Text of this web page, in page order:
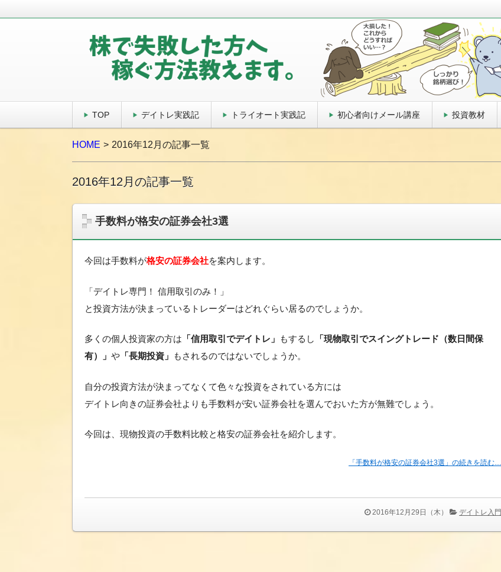
株で失敗した方へ 稼ぐ方法教えます
TOP デイトレ実践記 トライオート実践記 初心者向けメール講座 投資教材
HOME 2016年12月の記事一覧
2016年12月の記事一覧
手数料が格安の証券会社3選
今回は手数料が格安の証券会社を案内します。
「デイトレ専門！ 信用取引のみ！」
と投資方法が決まっているトレーダーはどれぐらい居るのでしょうか。
多くの個人投資家の方は 「信用取引でデイトレ」 もするし
「現物取引でスイングトレード（数日間保
有）」 や 「長期投資」 もされるのではないでしょうか。
自分の投資方法が決まってなくて色々な投資をされている方には
デイトレ向きの証券会社よりも手数料が安い証券会社を選んでおいた方が無難でしょう。
今回は、現物投資の手数料比較と格安の証券会社を紹介します。
「手数料が格安の証券会社3選」の続きを読む…
2016年12月29日（木） デイトレ入門